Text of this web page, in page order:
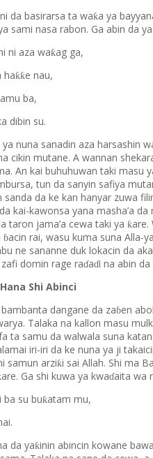
da basirarsa ta waƙa ya
sami nasa rabon. Ga abin da
ni aza waƙag ga,
haƙƙe nau,
ba,
dibin su.
nuna sanadin aza harsashin
cikin mutane. A wannan
An kai buhuhuwan taki masu
tun da sanyin safiya
sanda da ke kan hanyar zuwa
kai-kawonsa yana masha’a
taron jama’a cewa taki ya ƙare.
ɓacin rai, wasu kuma suna Alla-
ne sananne duk lokacin da
domin rage raɗaɗi na abin
Shi Abinci
dangane da zaɓen
Talaka na kallon masu
ta samu da walwala suna
iri-iri da ke nuna ya ji
samun arziƙi sai Allah. Shi ma
are. Ga shi kuwa ya kwaɗaita wa
ba su buƙatam mu,
da yaƙinin abincin kowane